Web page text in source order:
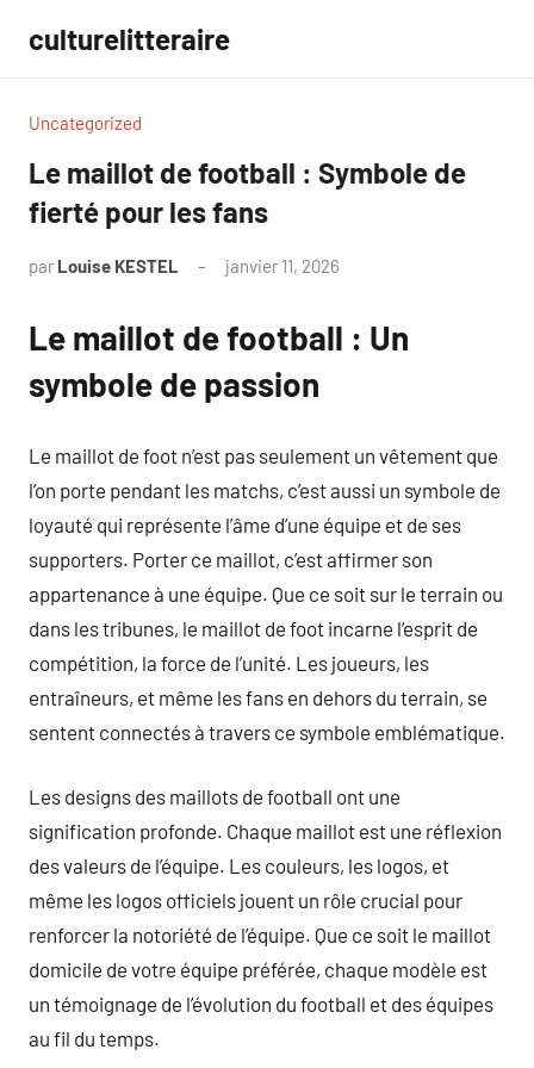
contenu
culturelitteraire
Uncategorized
Le maillot de football : Symbole de
fierté pour les fans
par Louise KESTEL janvier 11, 2026
Le maillot de football : Un
symbole de passion
Le maillot de foot n’est pas seulement un vêtement que
l’on porte pendant les matchs, c’est aussi un symbole de
loyauté qui représente l’âme d’une équipe et de ses
supporters. Porter ce maillot, c’est affirmer son
appartenance à une équipe. Que ce soit sur le terrain ou
dans les tribunes, le maillot de foot incarne l’esprit de
compétition, la force de l’unité. Les joueurs, les
entraîneurs, et même les fans en dehors du terrain, se
sentent connectés à travers ce symbole emblématique.
Les designs des maillots de football ont une
signification profonde. Chaque maillot est une réflexion
des valeurs de l’équipe. Les couleurs, les logos, et
même les logos officiels jouent un rôle crucial pour
renforcer la notoriété de l’équipe. Que ce soit le maillot
domicile de votre équipe préférée, chaque modèle est
un témoignage de l’évolution du football et des équipes
au fil du temps.